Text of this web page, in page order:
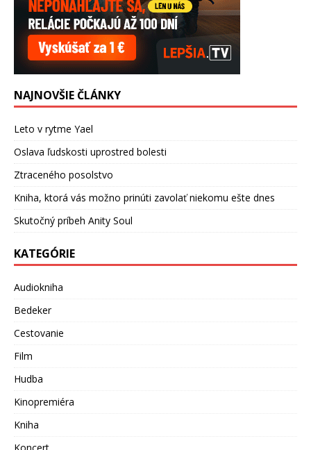
NAJNOVŠIE ČLÁNKY
Leto v rytme Yael
Oslava ľudskosti uprostred bolesti
Ztraceného posolstvo
Kniha, ktorá vás možno prinúti zavolať niekomu ešte dnes
Skutočný príbeh Anity Soul
KATEGÓRIE
Audiokniha
Bedeker
Cestovanie
Film
Hudba
Kinopremiéra
Kniha
Koncert